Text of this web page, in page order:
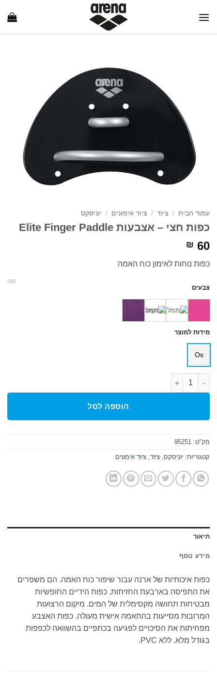
עמוד הבית / ציוד / ציוד אימונים / יוניסקס
כפות חצי – אצבעות Elite Finger Paddle
₪ 60
כפות נוחות לאימון כוח האמה
צבעים
מידות למוצר
Os
נקה
כמות של כפות חצי - אצבעות Elite Finger Paddle
הוספה לסל
מק"ט: 95251
קטגוריות: יוניסקס, ציוד, ציוד אימונים
תיאור
מידע נוסף
כפות איכותיות של ארנה עבור שיפור כוח האמה. הם משפרים
את התפיסה בארבעת החזיתות. כפות הידיים החופשיות
מבטיחות תחושה מקסימלית של המים. מיקום הרצועות
המרובות מסייעות בהתאמה אישית מעולה. כפות האצבע
מפחיתות את הסיכויים לפגיעה בכתפיים בהשוואה לכפפות
בגודל מלא. ללא PVC.